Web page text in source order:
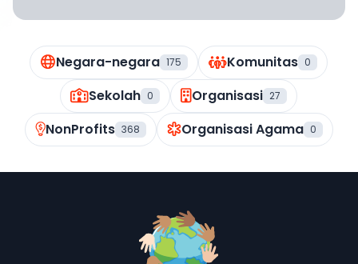
Negara-negara 175 Komunitas 0
Sekolah 0 Organisasi 27
NonProfits 368 Organisasi Agama 0